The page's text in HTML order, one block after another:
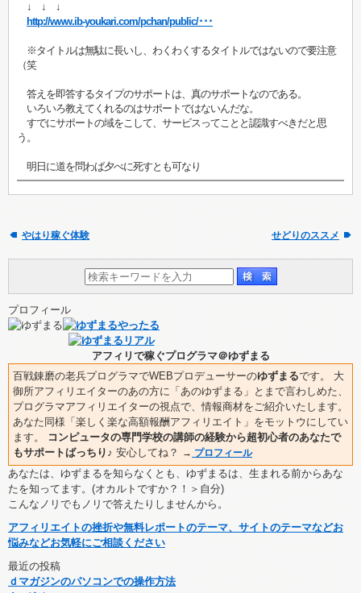
↓ ↓ ↓
http://www.ib-youkari.com/pchan/public/･･･
※タイトルは無駄に長いし、わくわくするタイトルではないので要注意
（笑
答えを即答するタイプのサポートは、真のサポートなのである。
いろいろ教えてくれるのはサポートではないんだな。
すでにサポートの域をこして、サービスってことと認識すべきだと思
う。
明日に道を問わば夕べに死すとも可なり
やはり稼ぐ体験 せどりのススメ
プロフィール
アフィリで稼ぐプログラマ＠ゆずまる
百戦錬磨の老兵プログラマでWEBプロデューサーのゆずまるです。 大
御所アフィリエイターのあの方に「あのゆずまる」とまで言わしめた、
プログラマアフィリエイターの視点で、情報商材をご紹介いたします。
あなた同様「楽しく楽な高額報酬アフィリエイト」をモットウにしてい
ます。
コンピュータの専門学校の講師の経験から超初心者のあなたで
もサポートばっちり♪ 安心してね？ → プロフィール
あなたは、ゆずまるを知らなくとも、ゆずまるは、生まれる前からあな
たを知ってます。(オカルトですか？！＞自分)
こんなノリでもノリで答えたりしませんから。
アフィリエイトの挫折や無料レポートのテーマ、サイトのテーマなどお
悩みなどお気軽にご相談ください
最近の投稿
ｄマガジンのパソコンでの操作方法